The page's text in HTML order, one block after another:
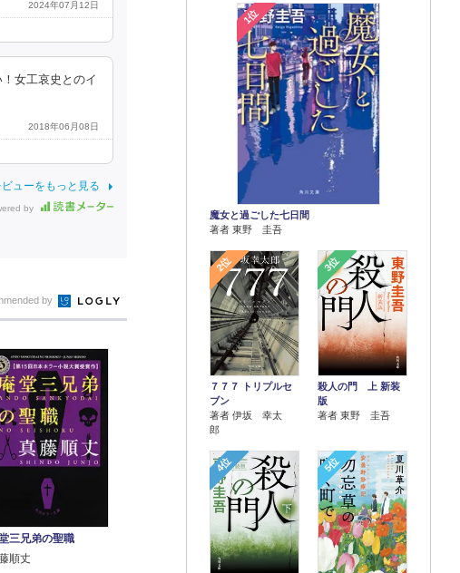
2024年07月12日
女工哀史とのイ
2018年06月08日
ビューをもっと見る
by
1位
魔女と過ごした七日間
著者 東野 圭吾
2位
７７７ トリプルセ
ブン
著者 伊坂 幸太
郎
3位
殺人の門 上 新装
版
著者 東野 圭吾
4位 5位
by
三兄弟の聖職
順丈